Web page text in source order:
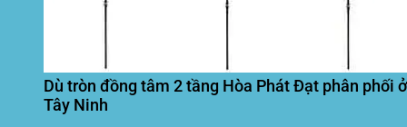
Dù tròn đồng tâm 2 tầng Hòa Phát Đạt phân phối ở
Tây Ninh